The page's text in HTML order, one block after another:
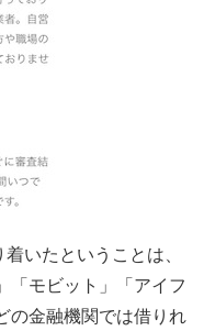
いたということは、
「モビット」「アイフ
の金融機関では借りれ